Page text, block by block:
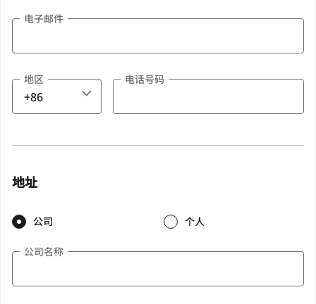
电子邮件
地区 电话号码
地址
公司 个人
公司名称